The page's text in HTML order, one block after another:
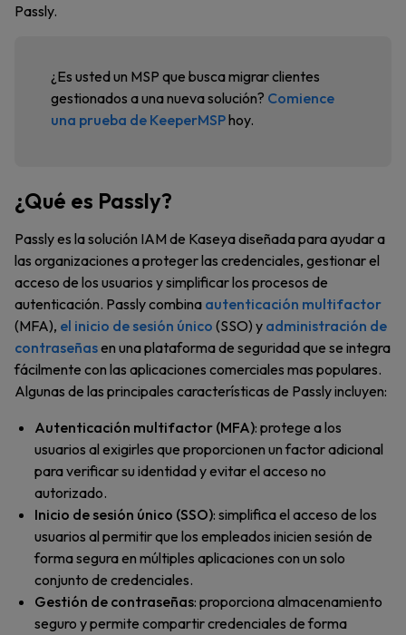
Passly.
¿Es usted un MSP que busca migrar clientes
gestionados a una nueva solución? Comience
una prueba de KeeperMSPhoy.
¿Qué es Passly?
Passly es la solución IAM de Kaseya diseñada para ayudar a
las organizaciones a proteger las credenciales, gestionar el
acceso de los usuarios y simplificar los procesos de
autenticación. Passly combina autenticación multifactor
(MFA), el inicio de sesión único (SSO) y administración de
contraseñasen una plataforma de seguridad que se integra
fácilmente con las aplicaciones comerciales mas populares.
Algunas de las principales características de Passly incluyen:
Autenticación multifactor (MFA): protege a los
usuarios al exigirles que proporcionen un factor adicional
para verificar su identidad y evitar el acceso no
autorizado.
Inicio de sesión único (SSO): simplifica el acceso de los
usuarios al permitir que los empleados inicien sesión de
forma segura en múltiples aplicaciones con un solo
conjunto de credenciales.
Gestión de contraseñas: proporciona almacenamiento
seguro y permite compartir credenciales de forma